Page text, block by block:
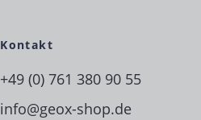
Kontakt
+49 (0) 761 380 90 55
info@geox-shop.de